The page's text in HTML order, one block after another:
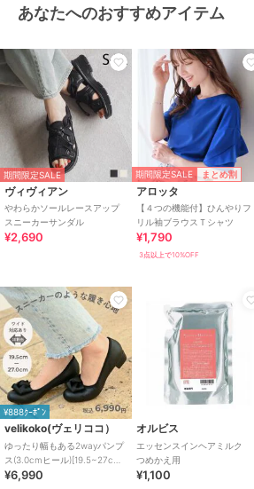
あなたへのおすすめアイテム
期間限定SALE
ヴィヴィアン
やわらかソールレースアップ
スニーカーサンダル
¥2,690
期間限定SALE まとめ割
アロッタ
【４つの機能付】ひんやりフ
リル袖ブラウスＴシャツ
¥1,790
3点以上で10%OFF
¥888ｸｰﾎﾟﾝ
velikoko(ヴェリココ）
ゆったり幅もある2wayパンプ
ス(3.0cmヒール)[19.5~27cm]
ラクチンきれいシューズ
¥6,990
オルビス
エッセンスインヘアミルク
つめかえ用
¥1,100